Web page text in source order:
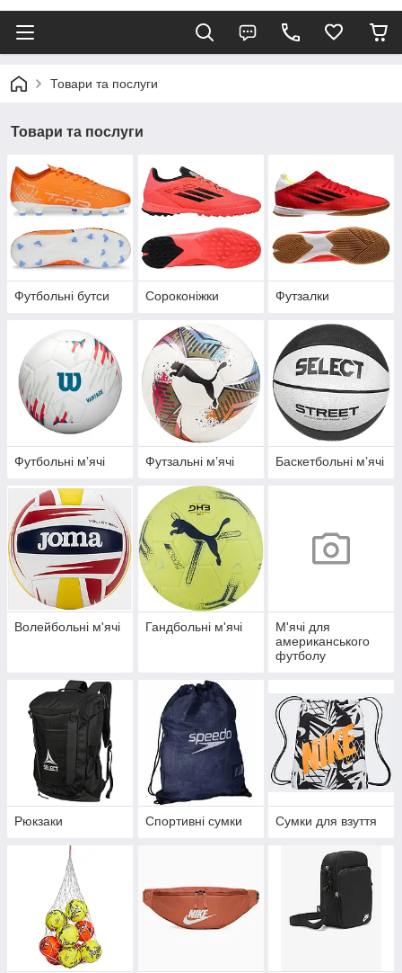
Товари та послуги
Товари та послуги
Футбольні бутси Сороконіжки Футзалки
Футбольні мʼячі Футзальні мʼячі Баскетбольні мʼячі
Волейбольні м'ячі Гандбольні м'ячі
М'ячі для
американського
футболу
Рюкзаки Спортивні сумки Сумки для взуття